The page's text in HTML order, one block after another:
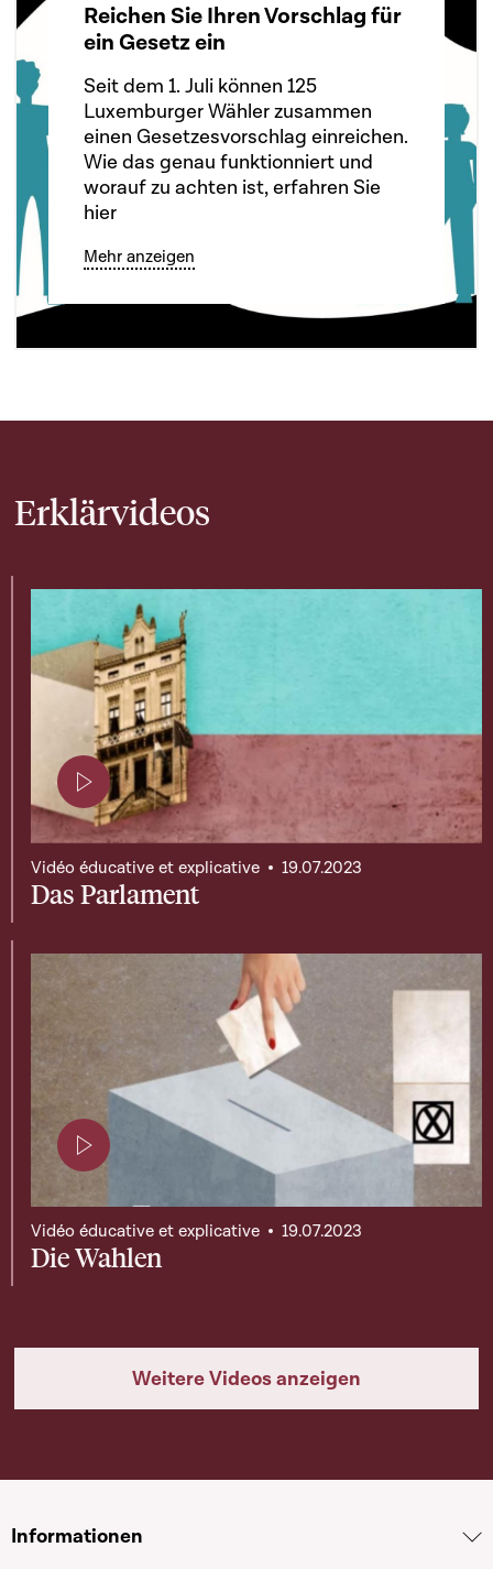
Reichen Sie Ihren Vorschlag für
ein Gesetz ein
Seit dem 1. Juli können 125
Luxemburger Wähler zusammen
einen Gesetzesvorschlag einreichen.
Wie das genau funktionniert und
worauf zu achten ist, erfahren Sie
hier
Mehr anzeigen
Erklärvideos
Page contenant une vidéo
Das Parlament
Vidéo éducative et explicative 19.07.2023
Page contenant une vidéo
Die Wahlen
Vidéo éducative et explicative 19.07.2023
Weitere Videos anzeigen
Informationen